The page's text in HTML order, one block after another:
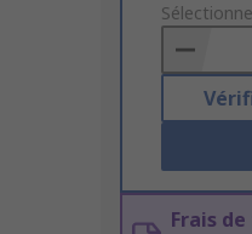
to
Basket
Frais